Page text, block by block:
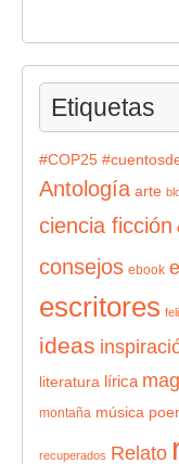
Etiquetas
#COP25
Antología arte
ciencia ficción
consejos ebook
escritores
ideas
literatura lírica
montaña música
recuperados Relato